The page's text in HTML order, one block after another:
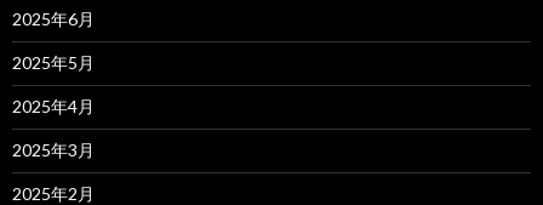
2025年6月
2025年5月
2025年4月
2025年3月
2025年2月